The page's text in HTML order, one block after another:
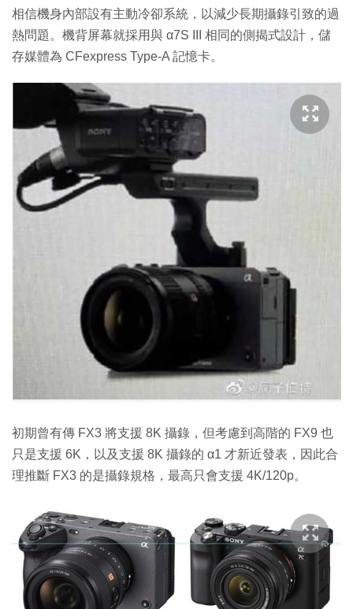
相信機身內部設有主動冷卻系統，以減少長期攝錄引致的過
熱問題。機背屏幕就採用與 α7S III 相同的側揭式設計，儲
存媒體為 CFexpress Type-A 記憶卡。
初期曾有傳 FX3 將支援 8K 攝錄，但考慮到高階的 FX9 也
只是支援 6K，以及支援 8K 攝錄的 α1 才新近發表，因此合
理推斷 FX3 的是攝錄規格，最高只會支援 4K/120p。